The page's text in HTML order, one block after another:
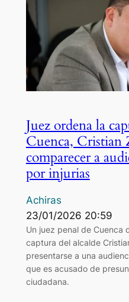
Juez ordena la
Cuenca, Cristian
comparecer a
por injurias
Achiras
23/01/2026 20:59
Un juez penal de Cuenca
captura del alcalde
presentarse a una
que es acusado de
ciudadana.